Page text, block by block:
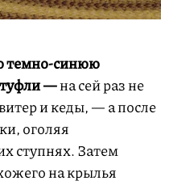
темно-синюю
—на сей раз не
и кеды, — а после
оголяя
ступнях. Затем
на крылья